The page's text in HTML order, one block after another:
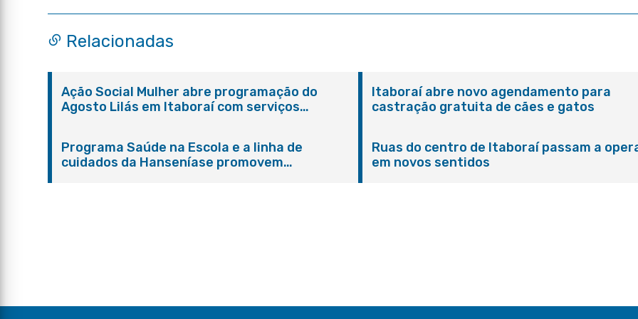
Relacionadas
Ação Social Mulher abre programação do
Agosto Lilás em Itaboraí com serviços
Itaboraí abre novo agendamento para
castração gratuita de cães e gatos
Programa Saúde na Escola e a linha de
cuidados da Hanseníase promovem
Ruas do centro de Itaboraí passam a
em novos sentidos